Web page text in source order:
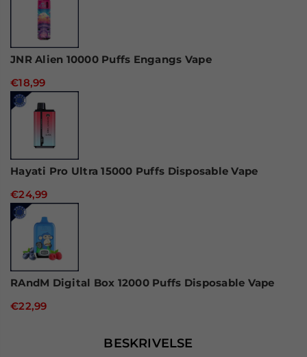
JNR Alien 10000 Puffs Engangs Vape
€18,99
Hayati Pro Ultra 15000 Puffs Disposable Vape
€24,99
RAndM Digital Box 12000 Puffs Disposable Vape
€22,99
BESKRIVELSE